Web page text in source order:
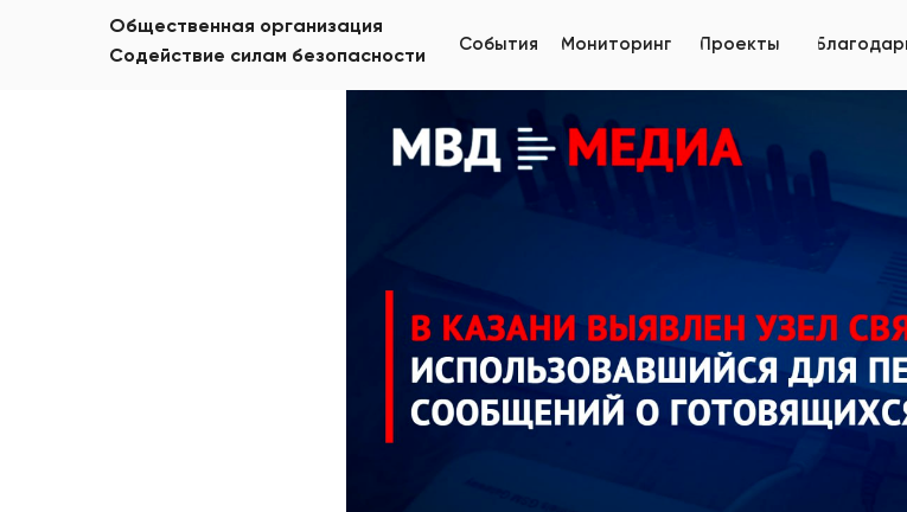
Общественная организация
Содействие силам безопасности
Мониторинг
События Проекты
Республика Татарстан